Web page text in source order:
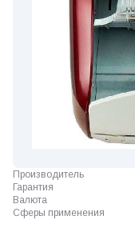
Производитель
Гарантия
Валюта
Сферы применения